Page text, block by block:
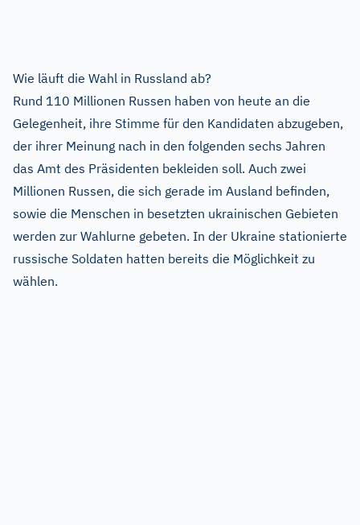
Wie läuft die Wahl in Russland ab?
Rund 110 Millionen Russen haben von heute an die
Gelegenheit, ihre Stimme für den Kandidaten abzugeben,
der ihrer Meinung nach in den folgenden sechs Jahren
das Amt des Präsidenten bekleiden soll. Auch zwei
Millionen Russen, die sich gerade im Ausland befinden,
sowie die Menschen in besetzten ukrainischen Gebieten
werden zur Wahlurne gebeten. In der Ukraine stationierte
russische Soldaten hatten bereits die Möglichkeit zu
wählen.